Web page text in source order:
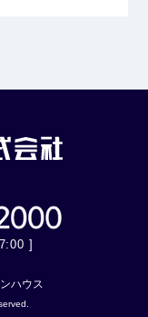
]
ハウス